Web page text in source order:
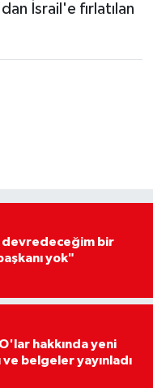
İsrail'e fırlatılan
devredeceğim bir
yok"
hakkında yeni
belgeler yayınladı